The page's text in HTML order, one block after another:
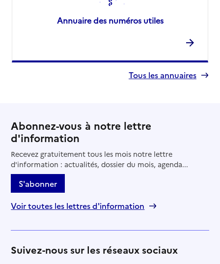
Annuaire des numéros utiles
Tous les annuaires
Abonnez-vous à notre lettre
d'information
Recevez gratuitement tous les mois notre lettre
d'information : actualités, dossier du mois, agenda...
S'abonner
Voir toutes les lettres d'information
Suivez-nous sur les réseaux sociaux